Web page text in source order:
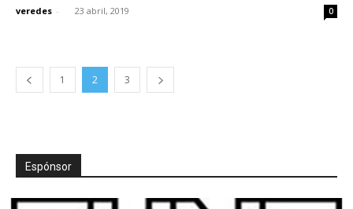
veredes - 23 abril, 2019 0
1 2 3
Espónsor